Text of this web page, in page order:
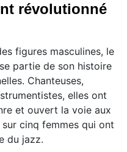
révolutionné
figures masculines, le
partie de son histoire
Chanteuses,
elles ont
et ouvert la voie aux
cinq femmes qui ont
du jazz.